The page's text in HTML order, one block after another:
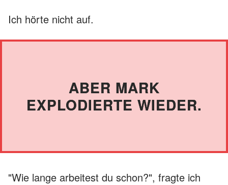
Ich hörte nicht auf.
ABER MARK
EXPLODIERTE WIEDER.
"Wie lange arbeitest du schon?", fragte ich